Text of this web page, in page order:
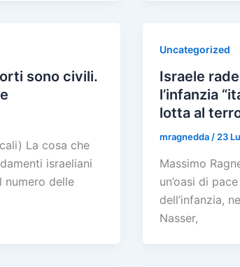
sono civili.
La cosa che
israeliani
numero delle
Uncategorized
Israele
l’infanzia
lotta al
mragnedda / 23
Massimo
un’oasi di
dell’infanzia,
Nasser,